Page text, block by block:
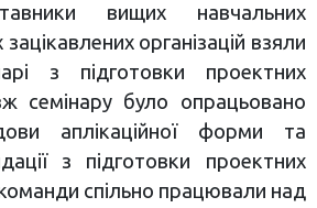
вищих навчальних
організацій взяли
з підготовки проектних
семінару було опрацьовано
аплікаційної форми та
з підготовки проектних
спільно працювали над